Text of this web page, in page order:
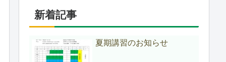
新着記事
夏期講習のお知らせ